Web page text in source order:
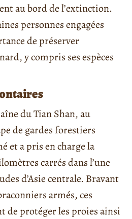
au bord de l’extinction.
personnes engagées
de préserver
y compris ses espèces
du Tian Shan, au
de gardes forestiers
et a pris en charge la
carrés dans l’une
d’Asie centrale. Bravant
armés, ces
de protéger les proies ainsi